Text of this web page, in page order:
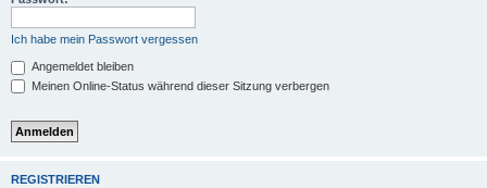
Ich habe mein Passwort vergessen
Angemeldet bleiben
Meinen Online-Status während dieser Sitzung verbergen
REGISTRIEREN